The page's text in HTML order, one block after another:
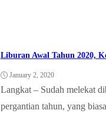
Liburan Awal Tahun 2020,
January 2, 2020
Langkat – Sudah melekat
pergantian tahun, yang